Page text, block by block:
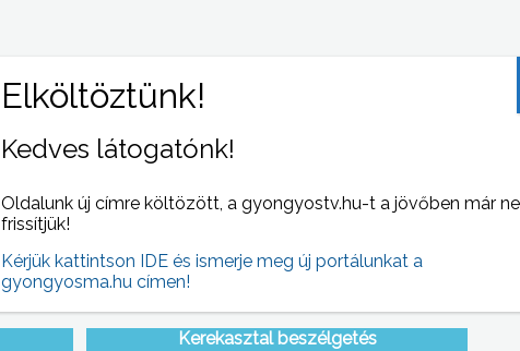
Karos forgalomirányítás
Kerekasztal beszélgetés
Kedves látogatónk!
Oldalunk új címre költözött, a gyongyostv.hu-t a jövőben már
frissítjük!
Kérjük kattintson IDE és ismerje meg új portálunkat a
gyongyosma.hu címen!